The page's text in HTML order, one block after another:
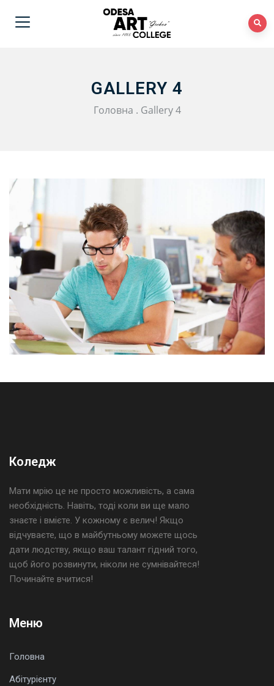
GALLERY 4
Головна . Gallery 4
Коледж
Мати мрію це не просто можливість, а сама
необхідність. Навіть, тоді коли ви ще мало
знаєте і вмієте. У кожному є велич! Якщо
відчуваєте, що в майбутньому можете щось
дати людству, якщо ваш талант гідний того,
щоб його розвинути, ніколи не сумнівайтеся!
Починайте вчитися!
Меню
Головна
Абітурієнту